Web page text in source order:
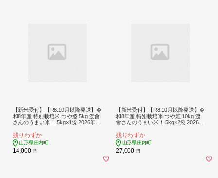
【新米受付】【R8.10月以降発送】令
和8年産 特別栽培米 つや姫 5kg 渡會
さんのうまい米！ 5kg×1袋 2026年産
庄内平野 コシヒカリの原点、亀の尾
発祥の地 庄内
残りわずか
山形県庄内町
14,000 円
【新米受付】【R8.10月以降発送】令
和8年産 特別栽培米 つや姫 10kg 渡
會さんのうまい米！ 5kg×2袋 2026年
形 庄内平野 コシヒカリの原点、亀の
尾発祥の地 庄内
残りわずか
山形県庄内町
27,000 円